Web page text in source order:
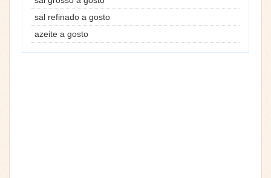
sal refinado a gosto
azeite a gosto